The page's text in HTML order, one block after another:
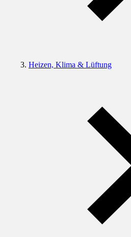
Heizen, Klima & Lüftung